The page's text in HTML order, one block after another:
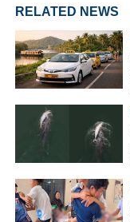
RELATED NEWS